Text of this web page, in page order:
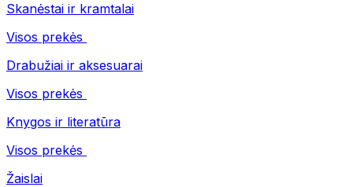
Skanėstai ir kramtalai
Visos prekės
Drabužiai ir aksesuarai
Visos prekės
Knygos ir literatūra
Visos prekės
Žaislai